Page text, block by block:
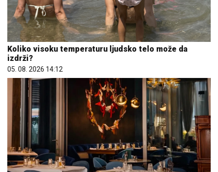
Koliko visoku temperaturu ljudsko telo može da
izdrži?
05. 08. 2026 14:12